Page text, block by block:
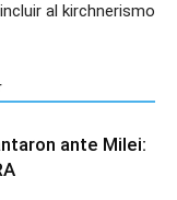
al kirchnerismo
ante Milei: